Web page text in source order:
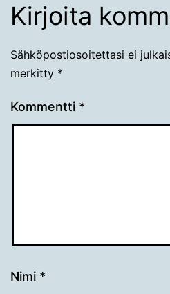
Kirjoita
Sähköpostiosoitettasi ei
merkitty *
Kommentti *
Nimi *